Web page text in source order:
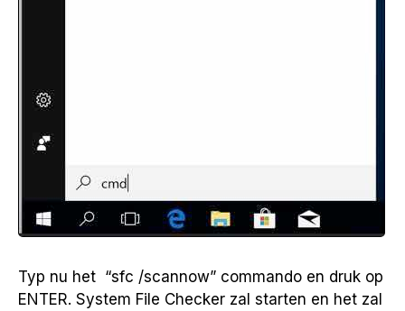
Typ nu het “sfc /scannow” commando en druk op
ENTER. System File Checker zal starten en het zal